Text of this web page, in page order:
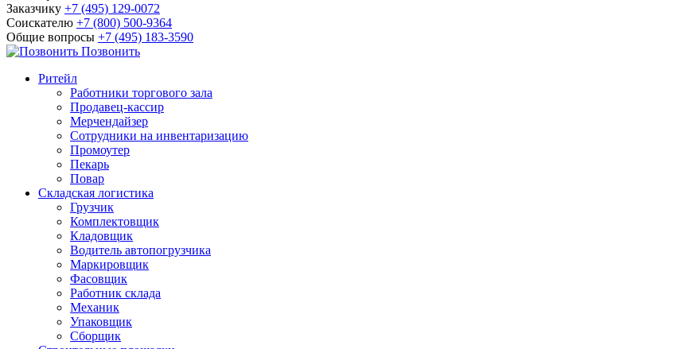
Заказчику +7 (495) 129-0072
Соискателю +7 (800) 500-9364
Общие вопросы +7 (495) 183-3590
Позвонить
Ритейл
Работники торгового зала
Продавец-кассир
Мерчендайзер
Сотрудники на инвентаризацию
Промоутер
Пекарь
Повар
Складская логистика
Грузчик
Комплектовщик
Кладовщик
Водитель автопогрузчика
Маркировщик
Фасовщик
Работник склада
Механик
Упаковщик
Сборщик